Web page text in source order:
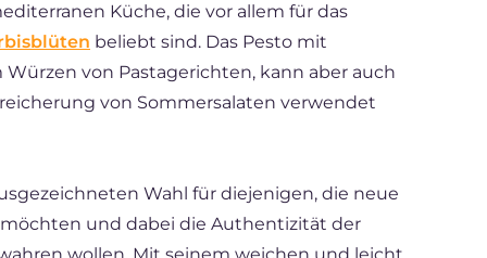
Küche, die vor allem für das
beliebt sind. Das Pesto mit
von Pastagerichten, kann aber auch
von Sommersalaten verwendet
Wahl für diejenigen, die neue
und dabei die Authentizität der